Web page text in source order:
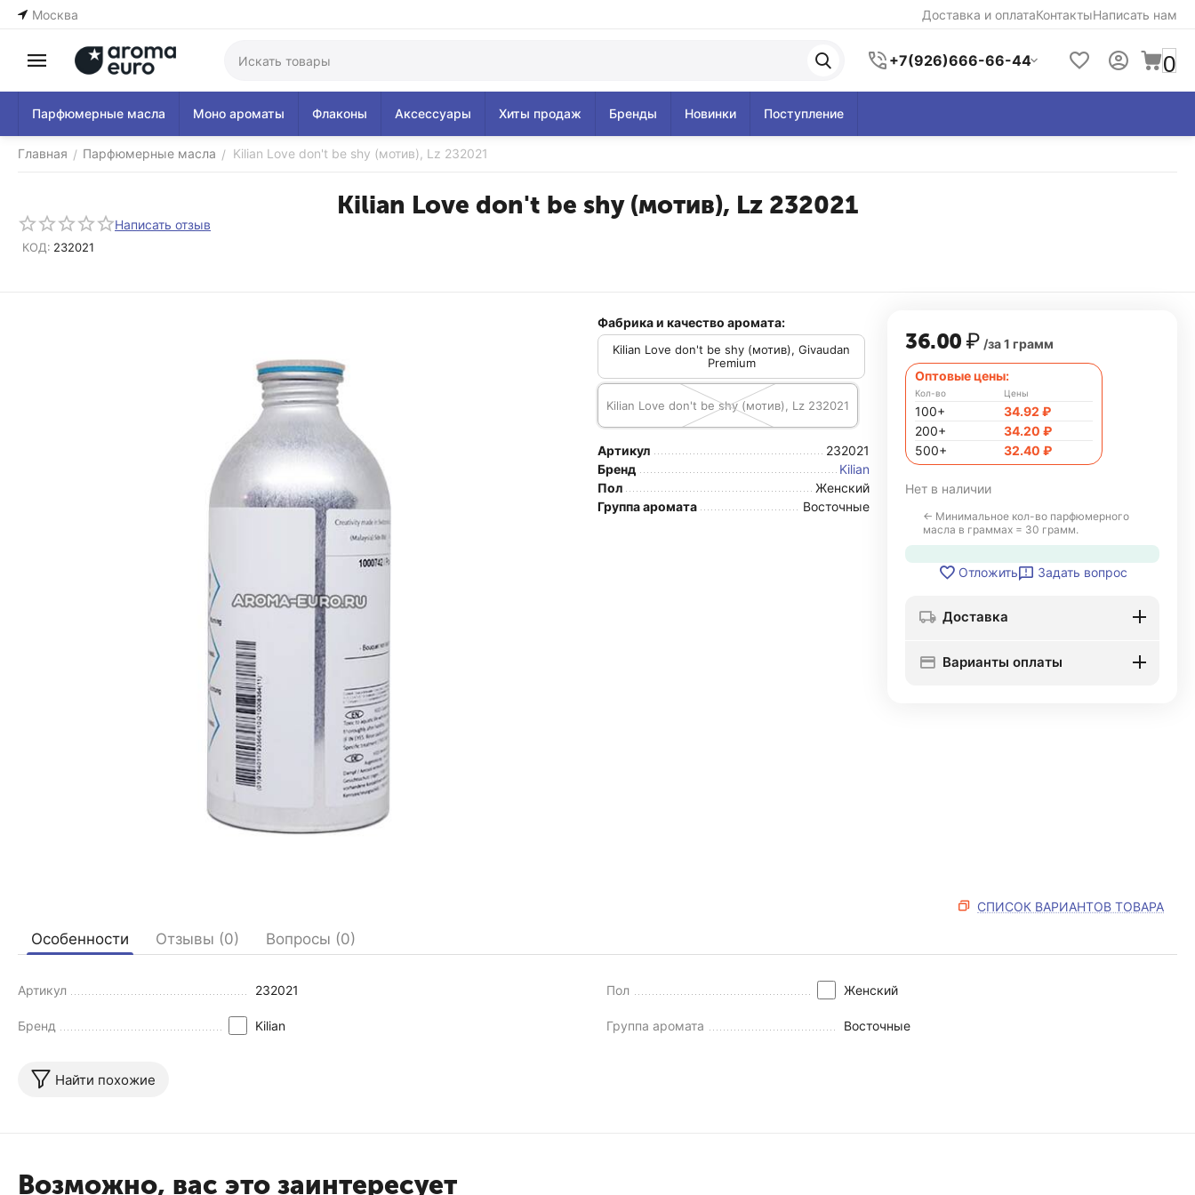
Москва Доставка и оплатаКонтактыНаписать нам
+7(926)666-66-44 0
Парфюмерные масла Моно ароматы Флаконы Аксессуары Хиты продаж Бренды Новинки Поступление
Главная / Парфюмерные масла / Kilian Love don't be shy (мотив), Lz 232021
Kilian Love don't be shy (мотив), Lz 232021
Написать отзыв
КОД: 232021
Фабрика и качество аромата:
Kilian Love don't be shy (мотив), Givaudan
Premium
Kilian Love don't be shy (мотив), Lz 232021
Артикул
232021
Бренд
Kilian
Пол
Женский
Группа аромата
Восточные
36.00₽ /за 1 грамм
Оптовые цены:
Кол-во
100+
200+
500+
Цены
34.92 ₽
34.20 ₽
32.40 ₽
Нет в наличии
← Минимальное кол-во парфюмерного
масла в граммах = 30 грамм.
Отложить Задать вопрос
Доставка
Варианты оплаты
СПИСОК ВАРИАНТОВ ТОВАРА
Особенности Отзывы (0) Вопросы (0)
Артикул 232021
Бренд Kilian
Пол Женский
Группа аромата Восточные
Найти похожие
Возможно, вас это заинтересует